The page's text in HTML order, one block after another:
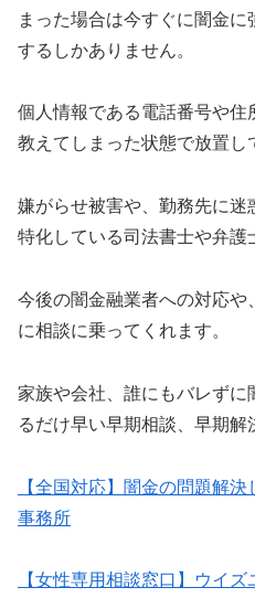
まった場合は今すぐに闇金
するしかありません。
個人情報である電話番号や
教えてしまった状態で放置し
嫌がらせ被害や、勤務先に迷
特化している司法書士や弁護
今後の闇金融業者への対応
に相談に乗ってくれます。
家族や会社、誰にもバレずに
るだけ早い早期相談、早期解
【全国対応】闇金の問題解
事務所
【女性専用相談窓口】ウイ